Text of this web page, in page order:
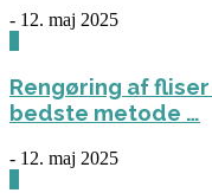
- 12. maj 2025
Rengøring af
bedste metode …
- 12. maj 2025